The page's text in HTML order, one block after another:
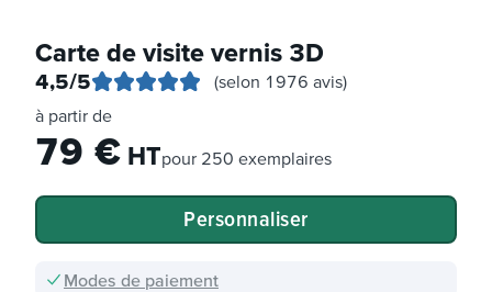
Carte de visite vernis 3D
4,5/5
(selon 1976 avis)
à partir de
79 €HTpour 250 exemplaires
Personnaliser
Modes de paiement